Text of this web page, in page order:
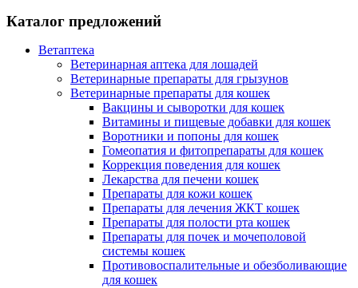
Каталог предложений
Ветаптека
Ветеринарная аптека для лошадей
Ветеринарные препараты для грызунов
Ветеринарные препараты для кошек
Вакцины и сыворотки для кошек
Витамины и пищевые добавки для кошек
Воротники и попоны для кошек
Гомеопатия и фитопрепараты для кошек
Коррекция поведения для кошек
Лекарства для печени кошек
Препараты для кожи кошек
Препараты для лечения ЖКТ кошек
Препараты для полости рта кошек
Препараты для почек и мочеполовой
системы кошек
Противовоспалительные и обезболивающие
для кошек